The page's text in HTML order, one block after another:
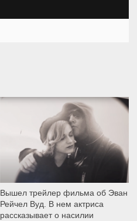
Вышел трейлер фильма об Эван
Рейчел Вуд. В нем актриса
рассказывает о насилии